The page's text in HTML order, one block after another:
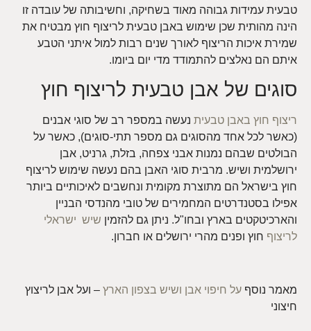
טבעית עמידות גבוהה מאוד בשחיקה, וחשיבותה של עובדה זו
הינה מהותית שכן שימוש באבן טבעית לריצוף חוץ מבטיח את
שמירת איכות הריצוף לאורך שנים רבות למול איתני הטבע
איתם הם נאלצים להתמודד מדי יום ביומו.
סוגים של אבן טבעית לריצוף חוץ
ריצוף חוץ באבן טבעית נעשה במספר רב של סוגי אבנים
(כאשר לכל אחד מהסוגים גם מספר תתי-סוגים), כאשר על
הבולטים שבהם נמנות אבני צפחה, בזלת, גרניט, אבן
ירושלמית ושיש. מרבית סוגי האבן בהם נעשה שימוש לריצוף
חוץ בישראל הם מתוצרת מקומית ונחשבים לאיכותיים ביותר
אפילו בסטנדרטים המחמירים של טובי מהנדסי הבניין
והארכיטקטים בארץ ובחו"ל. ניתן גם להזמין שיש ישראלי
לריצוף חוץ ופנים מהרי ירושלים או חברון.
מאמר נוסף על חיפוי אבן ושיש בצפון הארץ – ועל אבן לריצוץ
חיצוני